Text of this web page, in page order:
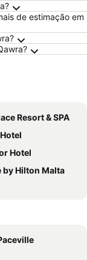
de estimação em
Resort & SPA
Hotel
by Hilton Malta
Malta